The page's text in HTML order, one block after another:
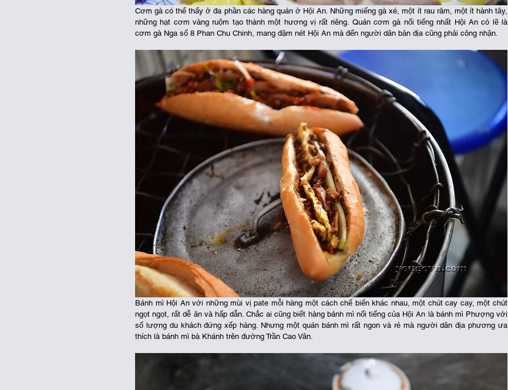
Cơm gà có thể thấy ở đa phần các hàng quán ở Hội An. Những miếng gà xé, một ít rau răm, một ít hành tây,
những hạt cơm vàng ruộm tạo thành một hương vị rất riêng. Quán cơm gà nổi tiếng nhất Hội An có lẽ là
cơm gà Nga số 8 Phan Chu Chinh, mang đậm nét Hội An mà đến người dân bản địa cũng phải công nhận.
Bánh mì Hội An với những mùi vị pate mỗi hàng một cách chế biến khác nhau, một chút cay cay, một chút
ngọt ngọt, rất dễ ăn và hấp dẫn. Chắc ai cũng biết hàng bánh mì nổi tiếng của Hội An là bánh mì Phượng với
số lượng du khách đứng xếp hàng. Nhưng một quán bánh mì rất ngon và rẻ mà người dân địa phương ưa
thích là bánh mì bà Khánh trên đường Trần Cao Vân.